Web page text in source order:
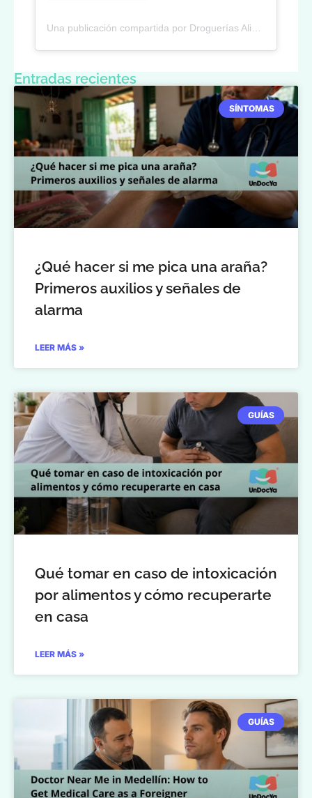
Entradas recientes
SÍNTOMAS
¿Qué hacer si me pica una araña?
Primeros auxilios y señales de
alarma
LEER MÁS »
GUÍAS
Qué tomar en caso de intoxicación
por alimentos y cómo recuperarte
en casa
LEER MÁS »
GUÍAS